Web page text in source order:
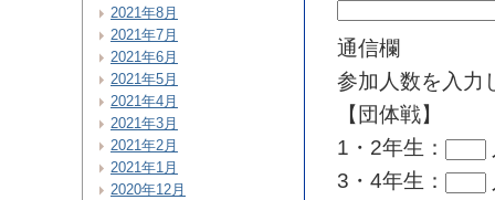
通信欄
参加人数を入力
【団体戦】
1・2年生：
3・4年生：
2021年8月
2021年7月
2021年6月
2021年5月
2021年4月
2021年3月
2021年2月
2021年1月
2020年12月